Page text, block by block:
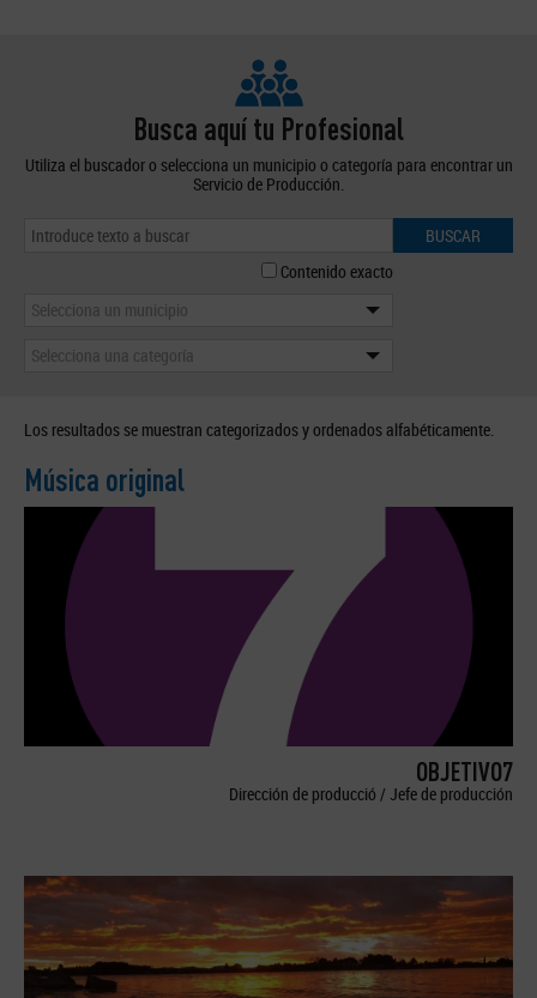
Busca aquí tu Profesional
Utiliza el buscador o selecciona un municipio o categoría para encontrar un
Servicio de Producción.
BUSCAR
Contenido exacto
Selecciona un municipio
Selecciona una categoría
Los resultados se muestran categorizados y ordenados alfabéticamente.
Música original
OBJETIVO7
Dirección de producció / Jefe de producción